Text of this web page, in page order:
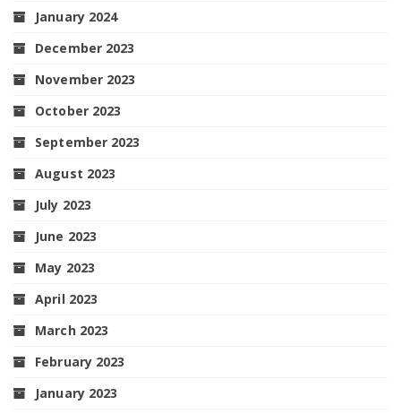
January 2024
December 2023
November 2023
October 2023
September 2023
August 2023
July 2023
June 2023
May 2023
April 2023
March 2023
February 2023
January 2023